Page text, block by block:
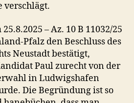
verschlägt.
– Az. 10 B 11032/25
Pfalz den Beschluss des
Neustadt bestätigt,
Paul zurecht von der
in Ludwigshafen
Die Begründung ist so